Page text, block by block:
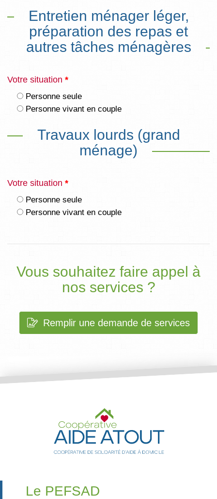
Entretien ménager léger,
préparation des repas et
autres tâches ménagères
Votre situation *
Personne seule
Personne vivant en couple
Travaux lourds (grand
ménage)
Votre situation *
Personne seule
Personne vivant en couple
Vous souhaitez faire appel à
nos services ?
Remplir une demande de services
Le PEFSAD